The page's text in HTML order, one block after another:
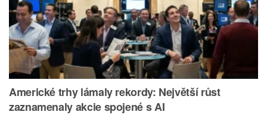
Americké trhy lámaly rekordy: Největší růst
zaznamenaly akcie spojené s AI